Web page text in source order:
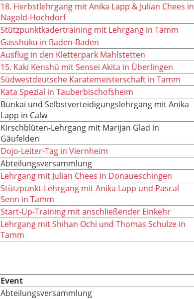
18. Herbstlehrgang mit Anika Lapp & Julian Chees in
Nagold-Hochdorf
Stützpunktkadertraining mit Lehrgang in Tamm
Gasshuku in Baden-Baden
Ausflug in den Kletterpark Mahlstetten
15. Kaki Kenshū mit Sensei Akita in Überlingen
Südwestdeutsche Karatemeisterschaft in Tamm
Kata Spezial in Tauberbischofsheim
Bunkai und Selbstverteidigungslehrgang mit Anika
Lapp in Calw
Kirschblüten-Lehrgang mit Marijan Glad in
Gäufelden
Dojo-Leiter-Tag in Viernheim
Abteilungsversammlung
Lehrgang mit Julian Chees in Donaueschingen
Stützpunkt-Lehrgang mit Anika Lapp und Pascal
Senn in Tamm
Start-Up-Training mit anschließender Einkehr
Lehrgang mit Shihan Ochi und Thomas Schulze in
Tamm
Event
Abteilungsversammlung